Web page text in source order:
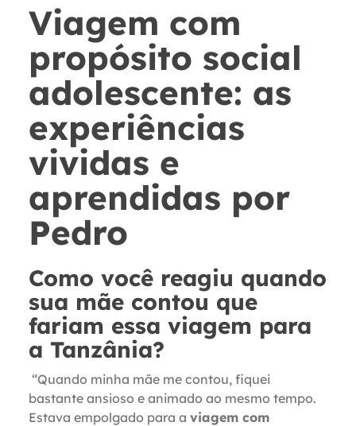
Viagem com
propósito social
adolescente: as
experiências
vividas e
aprendidas por
Pedro
Como você reagiu quando
sua mãe contou que
fariam essa viagem para
a Tanzânia?
“Quando minha mãe me contou, fiquei
bastante ansioso e animado ao mesmo tempo.
Estava empolgado para a viagem com